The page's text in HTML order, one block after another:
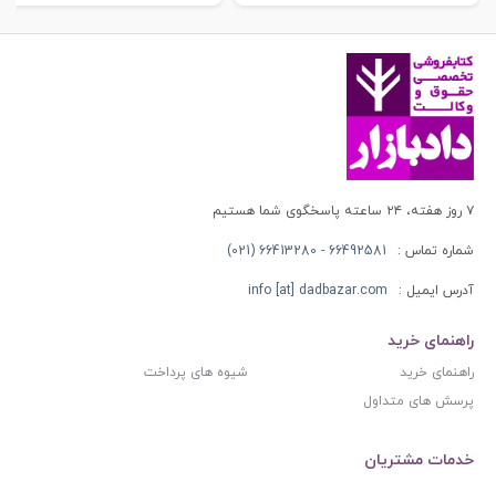
۷ روز هفته، ۲۴ ساعته پاسخگوی شما هستیم
شماره تماس : 66492581 - 66413280 (021)
آدرس ایمیل : info [at] dadbazar.com
راهنمای خرید
راهنمای خرید
شیوه های پرداخت
پرسش های متداول
خدمات مشتریان